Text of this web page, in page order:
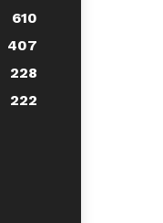
610
407
228
222